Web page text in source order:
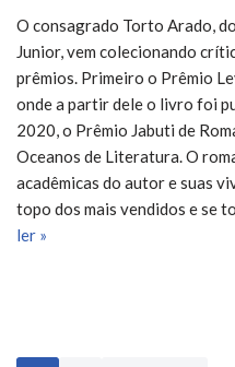
O consagrado Torto Arado,
Junior, vem colecionando
prêmios. Primeiro o Prêmio
onde a partir dele o livro foi
2020, o Prêmio Jabuti de
Oceanos de Literatura. O
acadêmicas do autor e suas
topo dos mais vendidos e se
ler »